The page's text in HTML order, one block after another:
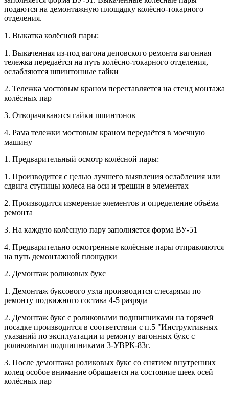
подаются на демонтажную площадку колёсно-токарного
отделения.
1. Выкатка колёсной пары:
1. Выкаченная из-под вагона деповского ремонта вагонная
тележка передаётся на путь колёсно-токарного отделения,
ослабляются шпинтонные гайки
2. Тележка мостовым краном переставляется на стенд монтажа
колёсных пар
3. Отворачиваются гайки шпинтонов
4. Рама тележки мостовым краном передаётся в моечную
машину
1. Предварительный осмотр колёсной пары:
1. Производится с целью лучшего выявления ослабления или
сдвига ступицы колеса на оси и трещин в элементах
2. Производится измерение элементов и определение объёма
ремонта
3. На каждую колёсную пару заполняется форма ВУ-51
4. Предварительно осмотренные колёсные пары отправляются
на путь демонтажной площадки
2. Демонтаж роликовых букс
1. Демонтаж буксового узла производится слесарями по
ремонту подвижного состава 4-5 разряда
2. Демонтаж букс с роликовыми подшипниками на горячей
посадке производится в соответствии с п.5 "Инструктивных
указаний по эксплуатации и ремонту вагонных букс с
роликовыми подшипниками 3-УВРК-83г.
3. После демонтажа роликовых букс со снятием внутренних
колец особое внимание обращается на состояние шеек осей
колёсных пар